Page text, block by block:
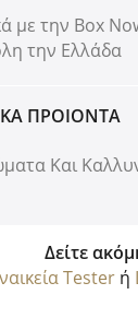
με την Box
την Ελλάδα
ΠΡΟΙΟΝΤΑ
Και
Δείτε
Tester ή